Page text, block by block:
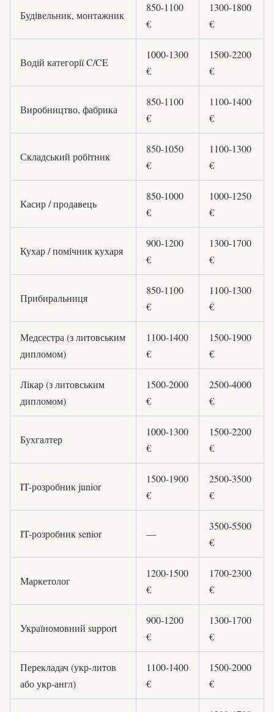
Будівельник, монтажник
850-1100
€
1300-1800
€
Водій категорії C/CE
1000-1300
€
1500-2200
€
Виробництво, фабрика
850-1100
€
1100-1400
€
Складський робітник
850-1050
€
1100-1300
€
Касир / продавець
850-1000
€
1000-1250
€
Кухар / помічник кухаря
900-1200
€
1300-1700
€
Прибиральниця
850-1100
€
1100-1300
€
Медсестра (з литовським
дипломом)
1100-1400
€
1500-1900
€
Лікар (з литовським
дипломом)
1500-2000
€
2500-4000
€
Бухгалтер
1000-1300
€
1500-2200
€
IT-розробник junior
1500-1900
€
2500-3500
€
IT-розробник senior —
3500-5500
€
Маркетолог
1200-1500
€
1700-2300
€
Україномовний support
900-1200
€
1300-1700
€
Перекладач (укр-литов
або укр-англ)
1100-1400
€
1500-2000
€